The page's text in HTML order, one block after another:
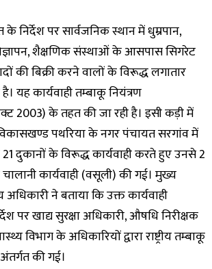
पर सार्वजनिक स्थान में धुम्रपान,
शैक्षणिक संस्थाओं के आसपास सिगरेट
की बिक्री करने वालों के विरूद्ध लगातार
यह कार्यवाही तम्बाकू नियंत्रण
2003) के तहत की जा रही है। इसी कड़ी में
पथरिया के नगर पंचायत सरगांव में
दुकानों के विरूद्ध कार्यवाही करते हुए उनसे 2
कार्यवाही (वसूली) की गई। मुख्य
अधिकारी ने बताया कि उक्त कार्यवाही
पर खाद्य सुरक्षा अधिकारी, औषधि निरीक्षक
विभाग के अधिकारियों द्वारा राष्ट्रीय तम्बाकू
की गई।